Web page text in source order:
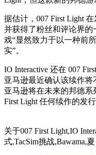
据估计，007 First Light
并获得了粉丝和评论界
戏“显然致力于以一种前
实”。
IO Interactive 还在 007
亚马逊最近确认该续作将
亚马逊将在未来的邦德
First Light 任何续作的发行
关于007 First Light,IO
式,TacSim挑战,Bawama,